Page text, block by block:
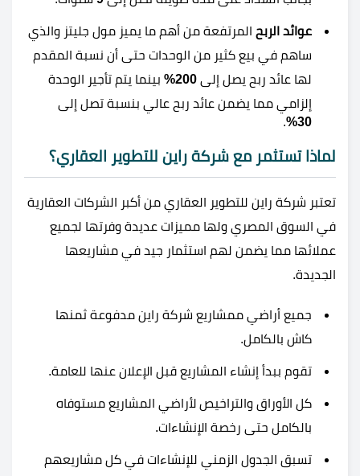
عوائد الربح المرتفعة من أهم ما يميز مول جليتز والذي
ساهم في بيع كثير من الوحدات حتى أن نسبة المقدم
لها عائد ربح يصل إلى
بينما يتم تأجير الوحدة
إلزامي مما يضمن عائد ربح عالي بنسبة تصل إلى
30%
.
لماذا تستثمر مع شركة راين للتطوير العقاري؟
تعتبر شركة راين للتطوير العقاري من أكبر الشركات العقارية
في السوق المصري ولها مميزات عديدة وفرتها لجميع
عملائها مما يضمن لهم استثمار جيد في مشاريعها
الجديدة.
جميع أراضي ممشاريع شركة راين مدفوعة ثمنها
كاش بالكامل.
تقوم ببدأ إنشاء المشاريع قبل الإعلان عنها للعامة.
كل الأوراق والتراخيص لأراضي المشاريع مستوفاه
بالكامل حتى رخصة الإنشاءات.
تسبق الجدول الزمني للإنشاءات في كل مشاريعهم